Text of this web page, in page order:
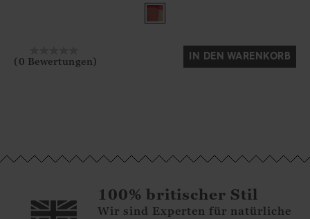
Nein
(0 Bewertungen) IN DEN WARENKORB
100% britischer Stil
Wir sind Experten für natürliche